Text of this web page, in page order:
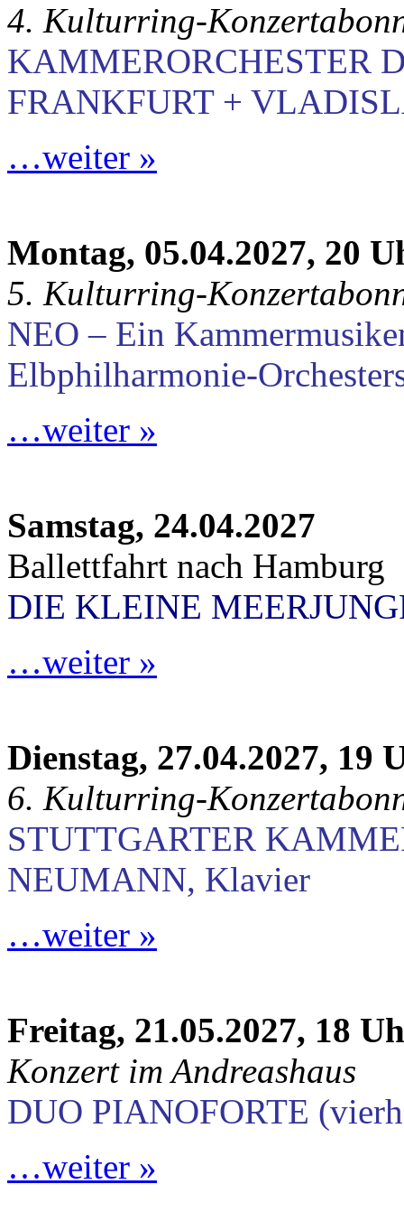
4. Kulturring-
KAMMERORCHESTER
FRANKFURT +
…weiter »
Montag, 05.04.2027, 20
5. Kulturring-
NEO – Ein
Elbphilharmonie-
…weiter »
Samstag, 24.04.2027
Ballettfahrt nach Hamburg
DIE KLEINE
…weiter »
Dienstag, 27.04.2027, 19
6. Kulturring-
STUTTGARTER
NEUMANN, Klavier
…weiter »
Freitag, 21.05.2027, 18
Konzert im Andreashaus
DUO PIANOFORTE
…weiter »